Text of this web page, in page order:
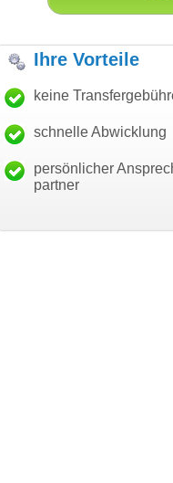
Service!"
Thomas Schäfer
GmbH
"Ich bin
haben.
mein
Ihre Vorteile
keine
schnelle Abwicklung
persönlicher
partner